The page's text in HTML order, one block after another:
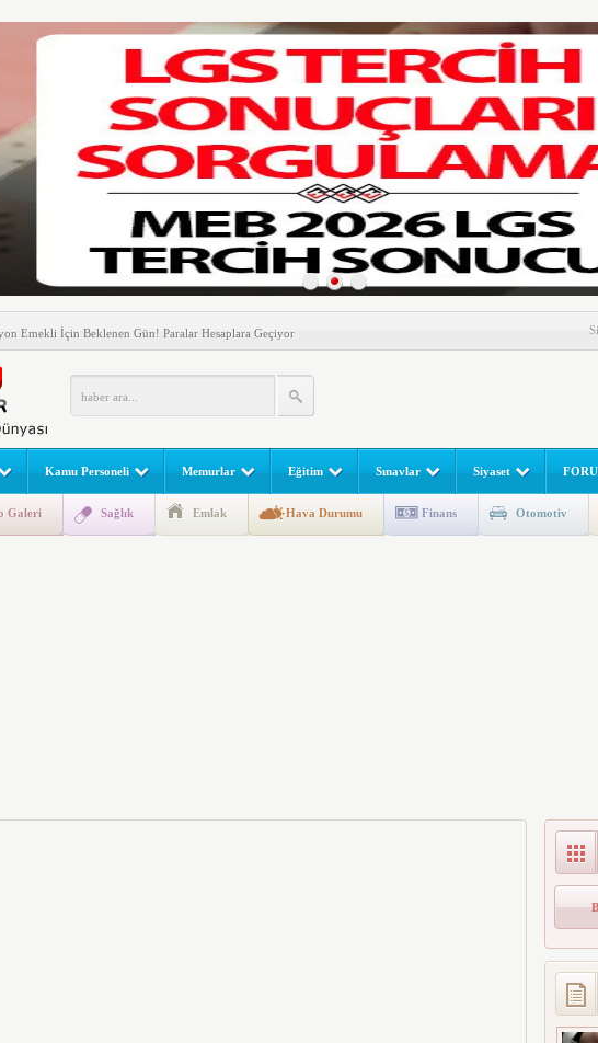
Vergisinde Yeni Dönem! Ev Sahipleri Dikkat
Emekli İçin Beklenen Gün! Paralar Hesaplara Geçiyor
Başvurusu Nasıl Yapılır? e-Okul Adım Adım Rehber (2026)
2026 SONUÇ SORGULAMA EKRANI! LGS Sınav Sonuçları MEB Tarafından
Liselere Geçiş Sınavı (LGS) (meb.gov.tr) Sonuç Sorgulama Ekranı
Norm Güncellemeleri Başladı! Öğretmenler Nelere Dikkat Etmeli?
Unutulan Para Sorgulaması Başladı: Unuttuğunuz Paralar Ortaya Çıkabilir, Mirasçıları
Kamu Personeli Memurlar Eğitim Sınavlar Siyaset
Galeri Sağlık Emlak Hava Durumu Finans Otomotiv